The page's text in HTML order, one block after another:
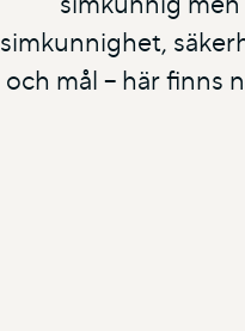
simkunnighet,
och mål – här finns